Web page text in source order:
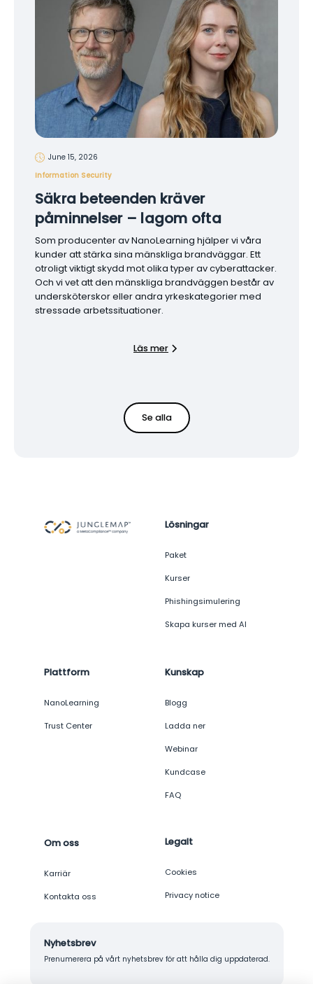
June 15, 2026
Information Security
Säkra beteenden kräver
påminnelser – lagom ofta
Som producenter av NanoLearning hjälper vi våra
kunder att stärka sina mänskliga brandväggar. Ett
otroligt viktigt skydd mot olika typer av cyberattacker.
Och vi vet att den mänskliga brandväggen består av
undersköterskor eller andra yrkeskategorier med
stressade arbetssituationer.
Läs mer
Se alla
Lösningar
Paket
Kurser
Phishingsimulering
Skapa kurser med AI
Plattform
NanoLearning
Trust Center
Kunskap
Blogg
Ladda ner
Webinar
Kundcase
FAQ
Om oss
Karriär
Kontakta oss
Legalt
Cookies
Privacy notice
Nyhetsbrev
Prenumerera på vårt nyhetsbrev för att hålla dig uppdaterad.